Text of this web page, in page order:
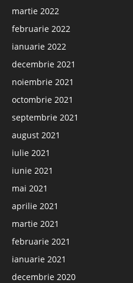
martie 2022
februarie 2022
ianuarie 2022
decembrie 2021
noiembrie 2021
octombrie 2021
septembrie 2021
august 2021
iulie 2021
iunie 2021
mai 2021
aprilie 2021
martie 2021
februarie 2021
ianuarie 2021
decembrie 2020